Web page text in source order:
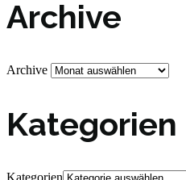
Archive
Archive
Kategorien